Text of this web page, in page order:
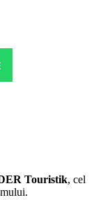
Touristik, cel